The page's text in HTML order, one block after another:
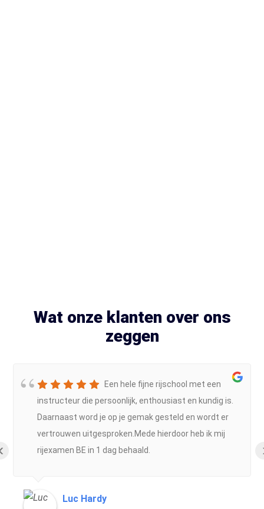
Wat onze klanten over ons
zeggen
Een hele fijne rijschool met een
instructeur die persoonlijk, enthousiast en kundig is.
Daarnaast word je op je gemak gesteld en wordt er
vertrouwen uitgesproken.Mede hierdoor heb ik mij
rijexamen BE in 1 dag behaald.
Luc Hardy